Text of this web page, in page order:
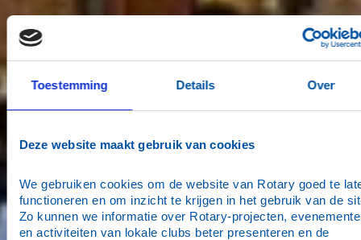
Toestemming Details Over
Deze website maakt gebruik van cookies
We gebruiken cookies om de website van Rotary goed te
functioneren en om inzicht te krijgen in het gebruik van de
Zo kunnen we informatie over Rotary-projecten,
en activiteiten van lokale clubs beter presenteren en de